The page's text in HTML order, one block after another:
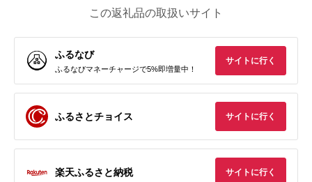
この返礼品の取扱いサイト
ふるなび
ふるなびマネーチャージで5%即増量中！
サイトに行く
ふるさとチョイス サイトに行く
楽天ふるさと納税 サイトに行く